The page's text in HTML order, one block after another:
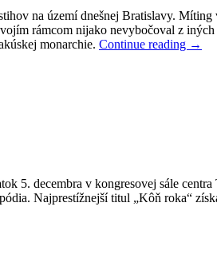
na území dnešnej Bratislavy. Míting
rámcom nijako nevybočoval z
monarchie. Continue reading →
5. decembra v kongresovej sále
Najprestížnejší titul „Kôň roka“